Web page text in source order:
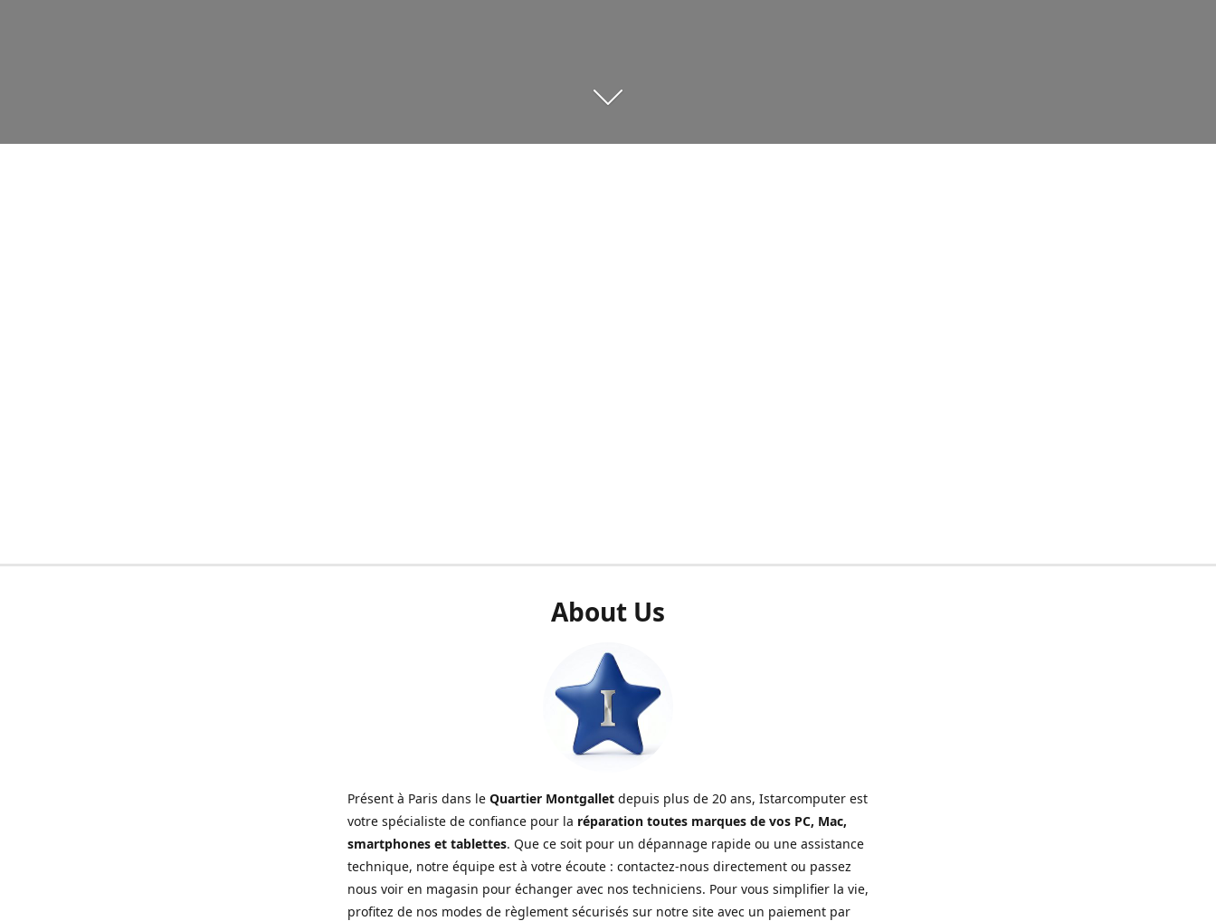
About Us
Présent à Paris dans le Quartier Montgallet depuis plus de 20 ans, Istarcomputer est
votre spécialiste de confiance pour la réparation toutes marques de vos PC, Mac,
smartphones et tablettes. Que ce soit pour un dépannage rapide ou une assistance
technique, notre équipe est à votre écoute : contactez-nous directement ou passez
nous voir en magasin pour échanger avec nos techniciens. Pour vous simplifier la vie,
profitez de nos modes de règlement sécurisés sur notre site avec un paiement par